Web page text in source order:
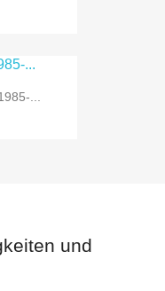
...
und